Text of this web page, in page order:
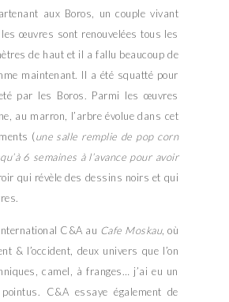
aux Boros, un couple vivant
œuvres sont renouvelées tous les
de haut et il a fallu beaucoup de
maintenant. Il a été squatté pour
par les Boros. Parmi les œuvres
au marron, l’arbre évolue dans cet
(une salle remplie de pop corn
6 semaines à l’avance pour avoir
qui révèle des dessins noirs et qui
C&A au Cafe Moskau, où
& l’occident, deux univers que l’on
camel, à franges… j’ai eu un
C&A essaye également de